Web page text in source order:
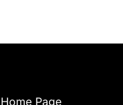
Home Page